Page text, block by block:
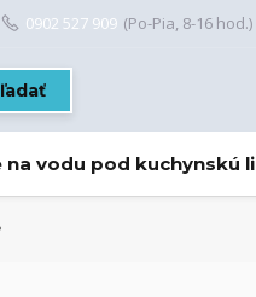
0902 527 909 (Po-Pia, 8-16 hod.)
na vodu pod kuchynskú